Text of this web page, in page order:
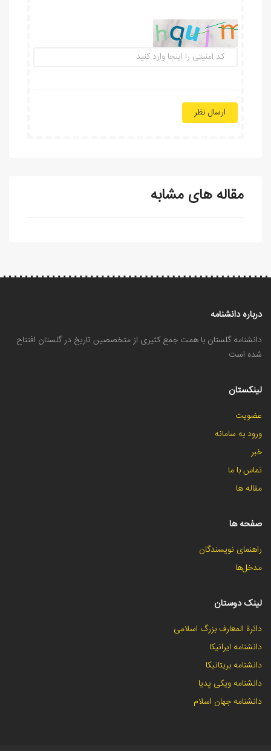
ارسال نظر
مقاله های مشابه
درباره دانشنامه
دانشنامه گلستان با همت جمع کثیری از متخصصین تاریخ در گلستان افتتاح
شده است
لینکستان
عضویت
ورود به سامانه
خبر
تماس با ما
مقاله ها
صفحه ها
راهنمای نویسندگان
مدخل‌ها
لینک دوستان
دائرة المعارف بزرگ اسلامی
دانشنامه ایرانیکا
دانشنامه بریتانیکا
دانشنامه ویکی پدیا
دانشنامه جهان اسلام